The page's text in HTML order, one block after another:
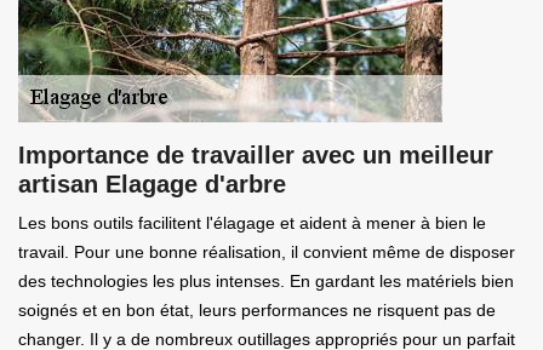
Importance de travailler avec un meilleur
artisan Elagage d'arbre
Les bons outils facilitent l'élagage et aident à mener à bien le
travail. Pour une bonne réalisation, il convient même de disposer
des technologies les plus intenses. En gardant les matériels bien
soignés et en bon état, leurs performances ne risquent pas de
changer. Il y a de nombreux outillages appropriés pour un parfait